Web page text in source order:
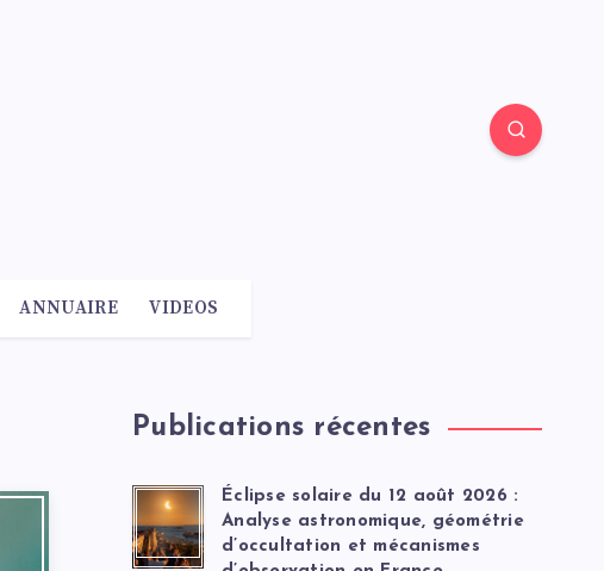
ANNUAIRE VIDEOS
Publications récentes
Éclipse solaire du 12 août 2026 :
Analyse astronomique, géométrie
d’occultation et mécanismes